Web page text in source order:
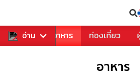
อ่าน
การเพลง อาหาร ท่องเที่ยว
อาหาร